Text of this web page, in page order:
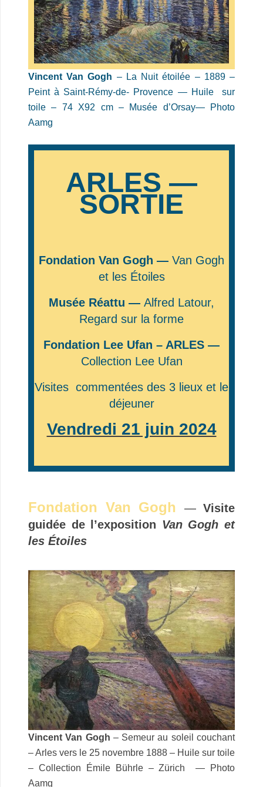
Vincent Van Gogh – La Nuit étoilée – 1889 –
Peint à Saint-Rémy-de- Provence — Huile sur
toile – 74 X92 cm – Musée d’Orsay— Photo
Aamg
.
ARLES —
SORTIE
Fondation Van Gogh — Van Gogh
et les Étoiles
Musée Réattu — Alfred Latour,
Regard sur la forme
Fondation Lee Ufan – ARLES —
Collection Lee Ufan
Visites commentées des 3 lieux et le
déjeuner
Vendredi 21 juin 2024
Fondation Van Gogh — Visite
guidée de l’exposition Van Gogh et
les Étoiles
Vincent Van Gogh – Semeur au soleil couchant
– Arles vers le 25 novembre 1888 – Huile sur toile
– Collection Émile Bührle – Zürich — Photo
Aamg